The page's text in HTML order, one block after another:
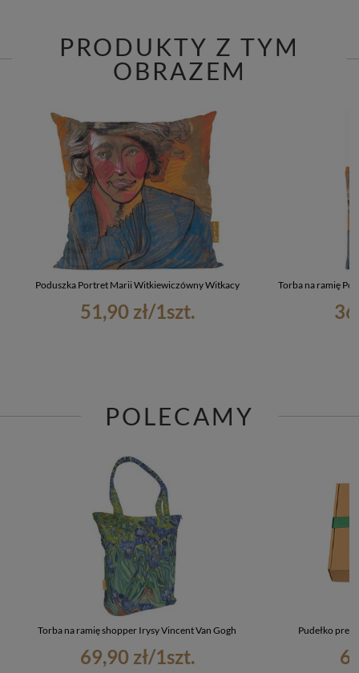
PRODUKTY Z TYM
OBRAZEM
Poduszka Portret Marii Witkiewiczówny Witkacy
51,90 zł/1szt.
Torba na ramię
POLECAMY
Torba na ramię shopper Irysy Vincent Van Gogh
69,90 zł/1szt.
Pudełko